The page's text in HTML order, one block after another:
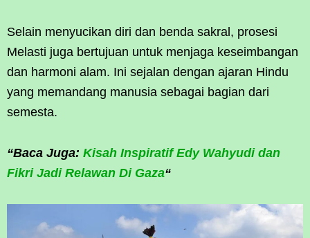
Selain menyucikan diri dan benda sakral, prosesi
Melasti juga bertujuan untuk menjaga keseimbangan
dan harmoni alam. Ini sejalan dengan ajaran Hindu
yang memandang manusia sebagai bagian dari
semesta.
“Baca Juga: Kisah Inspiratif Edy Wahyudi dan
Fikri Jadi Relawan Di Gaza“